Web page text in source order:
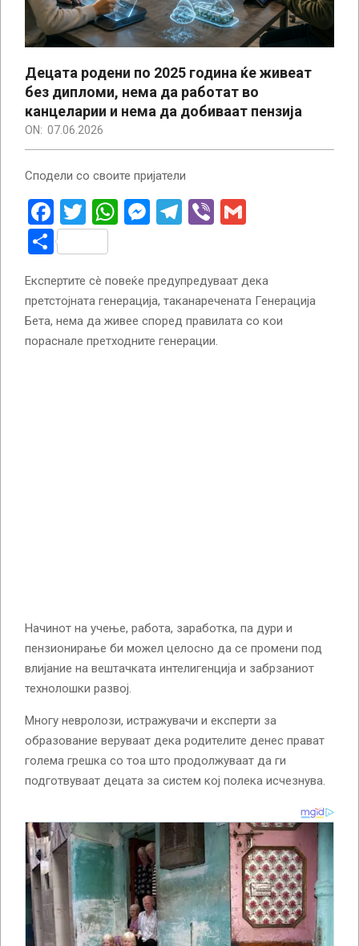
Децата родени по 2025 година ќе живеат
без дипломи, нема да работат во
канцеларии и нема да добиваат пензија
ON: 07.06.2026
Сподели со своите пријатели
Facebook
Twitter
WhatsApp
Messenger
Telegram
Viber
Share
Експертите сè повеќе предупредуваат дека
претстојната генерација, таканаречената Генерација
Бета, нема да живее според правилата со кои
пораснале претходните генерации.
Начинот на учење, работа, заработка, па дури и
пензионирање би можел целосно да се промени под
влијание на вештачката интелигенција и забрзаниот
технолошки развој.
Многу невролози, истражувачи и експерти за
образование веруваат дека родителите денес прават
голема грешка со тоа што продолжуваат да ги
подготвуваат децата за систем кој полека исчезнува.